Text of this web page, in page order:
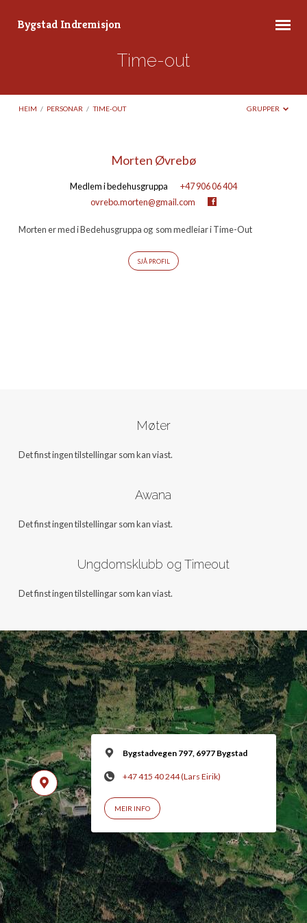
Bygstad Indremisjon
Time-out
HEIM / PERSONAR / TIME-OUT GRUPPER
Morten Øvrebø
Medlem i bedehusgruppa
+47 906 06 404
ovrebo.morten@gmail.com
Morten er med i Bedehusgruppa og som medleiar i Time-Out
SJÅ PROFIL
Møter
Det finst ingen tilstellingar som kan viast.
Awana
Det finst ingen tilstellingar som kan viast.
Ungdomsklubb og Timeout
Det finst ingen tilstellingar som kan viast.
Bygstadvegen 797, 6977 Bygstad
+47 415 40 244 (Lars Eirik)
MEIR INFO